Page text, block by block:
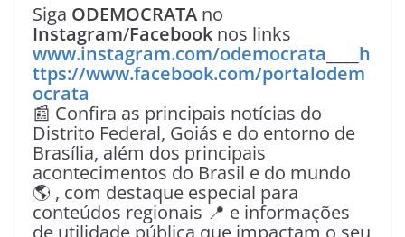
Siga ODEMOCRATA no
Instagram/Facebook nos links
www.instagram.com/odemocrata
h
ttps://www.facebook.com/portalodem
ocrata
📰 Confira as principais notícias do
Distrito Federal, Goiás e do entorno de
Brasília, além dos principais
acontecimentos do Brasil e do mundo
🌎 , com destaque especial para
conteúdos regionais 📍 e informações
de utilidade pública que impactam o seu